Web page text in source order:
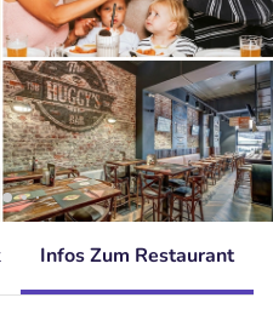
Infos Zum Restaurant